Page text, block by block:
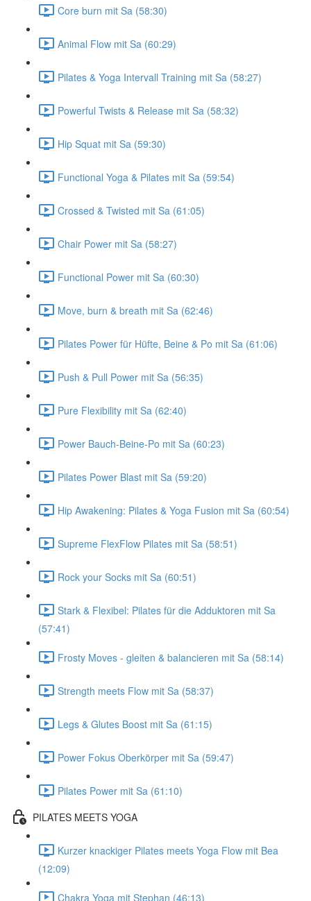
Core burn mit Sa (58:30)
Animal Flow mit Sa (60:29)
Pilates & Yoga Intervall Training mit Sa (58:27)
Powerful Twists & Release mit Sa (58:32)
Hip Squat mit Sa (59:30)
Functional Yoga & Pilates mit Sa (59:54)
Crossed & Twisted mit Sa (61:05)
Chair Power mit Sa (58:27)
Functional Power mit Sa (60:30)
Move, burn & breath mit Sa (62:46)
Pilates Power für Hüfte, Beine & Po mit Sa (61:06)
Push & Pull Power mit Sa (56:35)
Pure Flexibility mit Sa (62:40)
Power Bauch-Beine-Po mit Sa (60:23)
Pilates Power Blast mit Sa (59:20)
Hip Awakening: Pilates & Yoga Fusion mit Sa (60:54)
Supreme FlexFlow Pilates mit Sa (58:51)
Rock your Socks mit Sa (60:51)
Stark & Flexibel: Pilates für die Adduktoren mit Sa
(57:41)
Frosty Moves - gleiten & balancieren mit Sa (58:14)
Strength meets Flow mit Sa (58:37)
Legs & Glutes Boost mit Sa (61:15)
Power Fokus Oberkörper mit Sa (59:47)
Pilates Power mit Sa (61:10)
PILATES MEETS YOGA
Kurzer knackiger Pilates meets Yoga Flow mit Bea
(12:09)
Chakra Yoga mit Stephan (46:13)